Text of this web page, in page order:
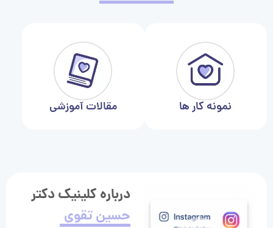
نمونه کار ها مقالات آموزشی
درباره کلینیک دکتر
حسین تقوی